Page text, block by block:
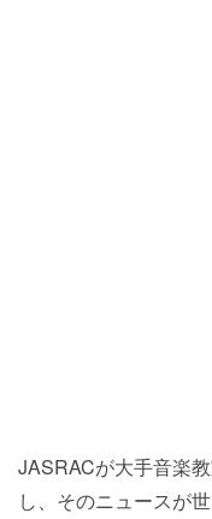
JASRACが大手音楽
し、そのニュースが